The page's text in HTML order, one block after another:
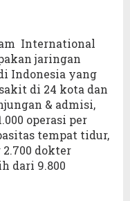
International
jaringan
Indonesia yang
di 24 kota dan
& admisi,
operasi per
tempat tidur,
dokter
dari 9.800